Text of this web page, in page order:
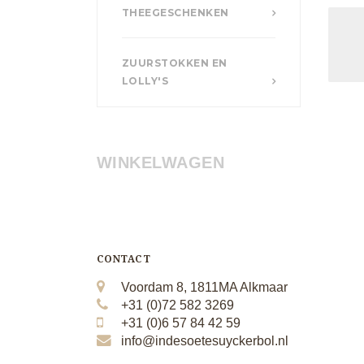
THEEGESCHENKEN
ZUURSTOKKEN EN
LOLLY'S
WINKELWAGEN
CONTACT
Voordam 8, 1811MA Alkmaar
+31 (0)72 582 3269
+31 (0)6 57 84 42 59
info@indesoetesuyckerbol.nl